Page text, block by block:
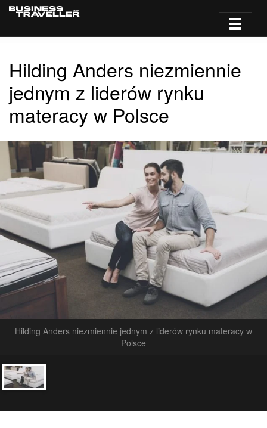
Hilding Anders niezmiennie
jednym z liderów rynku
materacy w Polsce
Hilding Anders niezmiennie jednym z liderów rynku materacy w
Polsce